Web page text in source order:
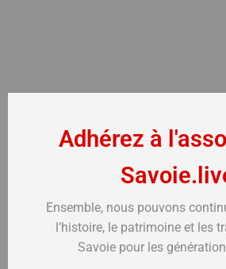
Adhérez à
Ensemble, nous pouvons
l’histoire, le patrimoine et les
Savoie pour les